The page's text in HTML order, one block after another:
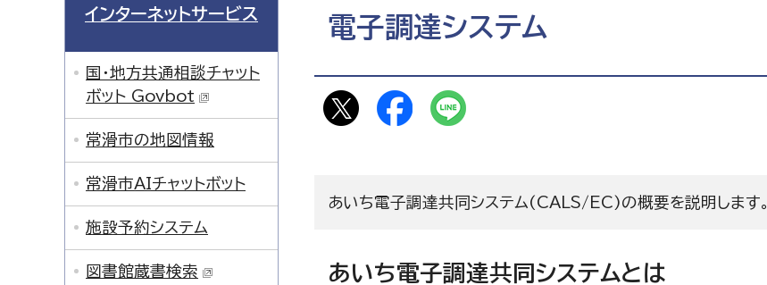
電子調達システム
あいち電子調達共同システム(CALS/EC)の概要を説明します。
あいち電子調達共同システムとは
インターネットサービス
国・地方共通相談チャット
ボット Govbot
常滑市の地図情報
常滑市AIチャットボット
施設予約システム
図書館蔵書検索